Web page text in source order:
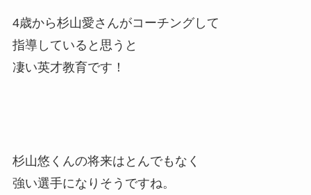
4歳から杉山愛さんがコーチングして
指導していると思うと
凄い英才教育です！
杉山悠くんの将来はとんでもなく
強い選手になりそうですね。